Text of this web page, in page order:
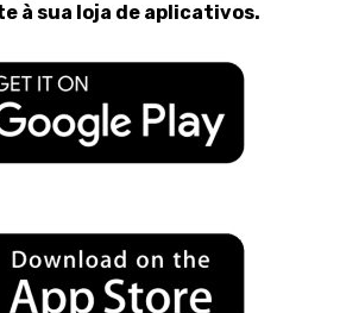
à sua loja de aplicativos.